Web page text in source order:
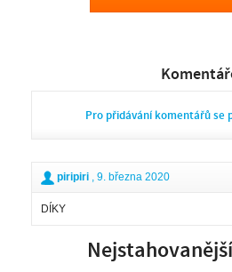
Pro přidávání komentářů se
piripiri , 9. března 2020
DÍKY